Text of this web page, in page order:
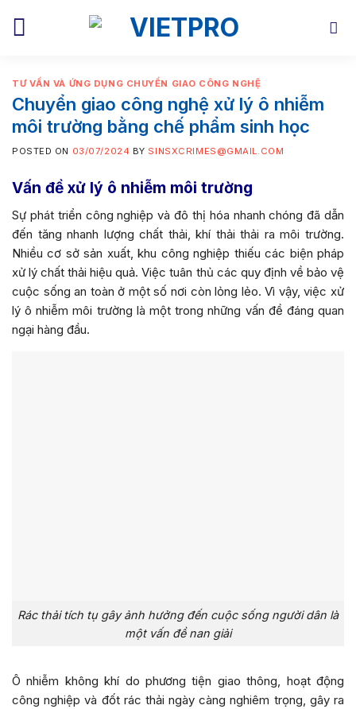
TƯ VẤN VÀ ỨNG DỤNG CHUYỂN GIAO CÔNG NGHỆ
Chuyển giao công nghệ xử lý ô nhiễm
môi trường bằng chế phẩm sinh học
POSTED ON 03/07/2024 BY SINSXCRIMES@GMAIL.COM
Vấn đề xử lý ô nhiễm môi trường
Sự phát triển công nghiệp và đô thị hóa nhanh chóng đã dẫn
đến tăng nhanh lượng chất thải, khí thải thải ra môi trường.
Nhiều cơ sở sản xuất, khu công nghiệp thiếu các biện pháp
xử lý chất thải hiệu quả. Việc tuân thủ các quy định về bảo vệ
cuộc sống an toàn ở một số nơi còn lỏng lẻo. Vì vậy, việc xử
lý ô nhiễm môi trường là một trong những vấn đề đáng quan
ngại hàng đầu.
Rác thải tích tụ gây ảnh hưởng đến cuộc sống người dân là
một vấn đề nan giải
Ô nhiễm không khí do phương tiện giao thông, hoạt động
công nghiệp và đốt rác thải ngày càng nghiêm trọng, gây ra